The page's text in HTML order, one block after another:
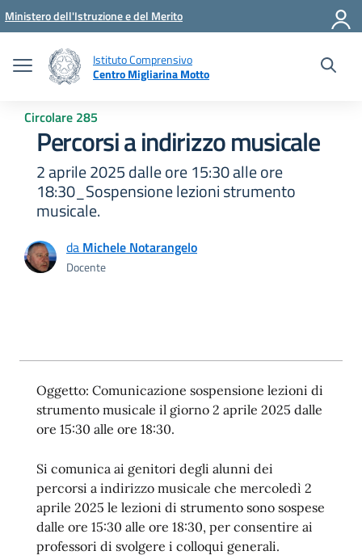
Vai ai contenuti
Vai al menu di navigazione
Vai al footer
Ministero dell'Istruzione e del Merito
Istituto Comprensivo
Centro Migliarina Motto
Circolare 285
Percorsi a indirizzo musicale
2 aprile 2025 dalle ore 15:30 alle ore
18:30_Sospensione lezioni strumento
musicale.
da Michele Notarangelo
Docente
Oggetto: Comunicazione sospensione lezioni di
strumento musicale il giorno 2 aprile 2025 dalle
ore 15:30 alle ore 18:30.
Si comunica ai genitori degli alunni dei
percorsi a indirizzo musicale che mercoledì 2
aprile 2025 le lezioni di strumento sono sospese
dalle ore 15:30 alle ore 18:30, per consentire ai
professori di svolgere i colloqui generali.